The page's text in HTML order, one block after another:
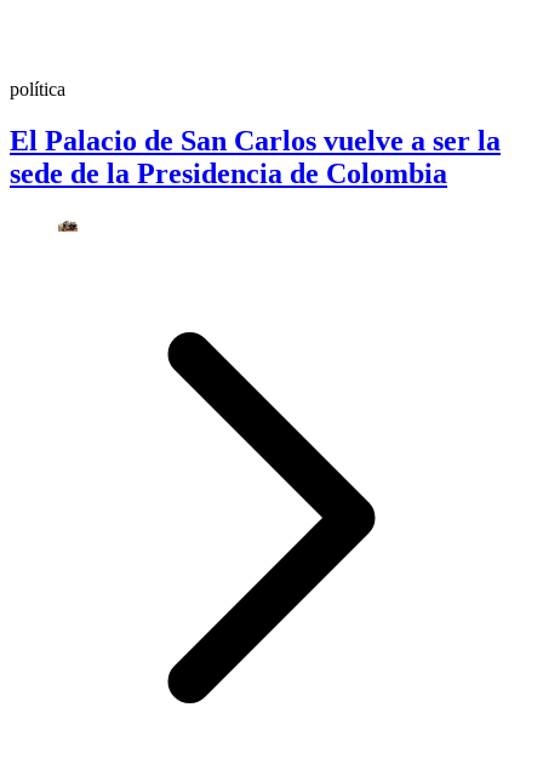
política
El Palacio de San Carlos vuelve a ser la
sede de la Presidencia de Colombia